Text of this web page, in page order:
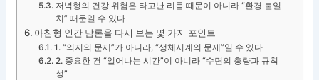
저녁형의 건강 위험은 타고난 리듬 때문이 아니라 “환경 불일
치” 때문일 수 있다
아침형 인간 담론을 다시 보는 몇 가지 포인트
1. “의지의 문제”가 아니라, “생체시계의 문제”일 수 있다
2. 중요한 건 “일어나는 시간”이 아니라 “수면의 총량과 규칙
성”